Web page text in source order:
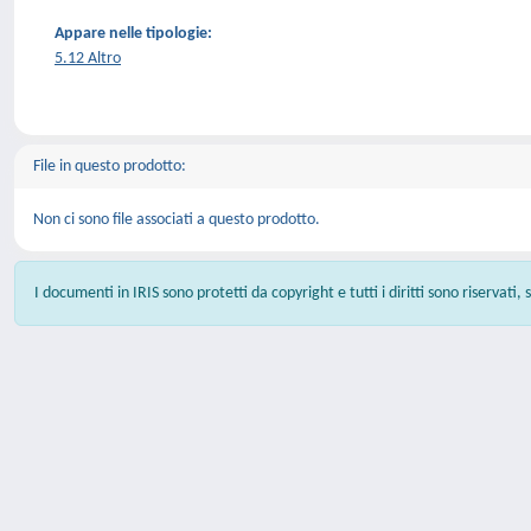
Appare nelle tipologie:
5.12 Altro
File in questo prodotto:
Non ci sono file associati a questo prodotto.
I documenti in IRIS sono protetti da copyright e tutti i diritti sono riservati,